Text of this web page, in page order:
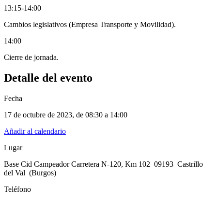
13:15-14:00
Cambios legislativos (Empresa Transporte y Movilidad).
14:00
Cierre de jornada.
Detalle del evento
Fecha
17 de octubre de 2023, de 08:30 a 14:00
Añadir al calendario
Lugar
Base Cid Campeador Carretera N-120, Km 102 09193 Castrillo
del Val (Burgos)
Teléfono